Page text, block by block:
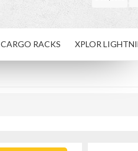
CARGO RACKS XPLOR